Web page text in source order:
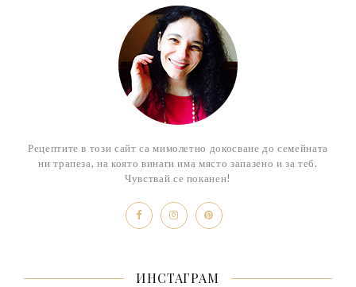
Рецептите в този сайт са мимолетно докосване до семейната
ни трапеза, на която винаги има място запазено и за теб.
Чувствай се поканен!
ИНСТАГРАМ